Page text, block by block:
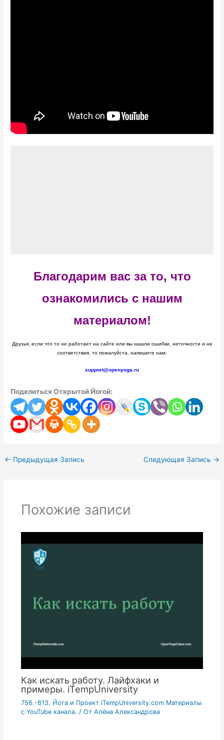
Благодарим вас за то, что
ознакомились с нашим
материалом!
Друзья, если что то не работает на сайте или вы нашли ошибки, неточности и не
соответствия, то пожалуйста, напишите нам:
support@openyoga.ru
Поделиться Открытой Йогой:
← Предыдущая Запись Следующая Запись →
Похожие записи
Как искать работу. Лайфхаки и
примеры. iTempUniversity
756.-813. Йога и Проект iTempUniversity.com Материалы
с YouTube канала. / От Алёна Александрова